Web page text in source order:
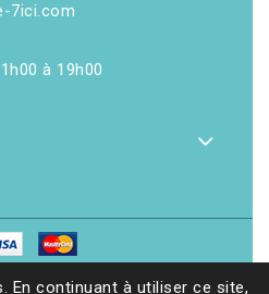
7ici.com
à 19h00
En continuant à utiliser ce site,
Site web réalisé par Ethicweb